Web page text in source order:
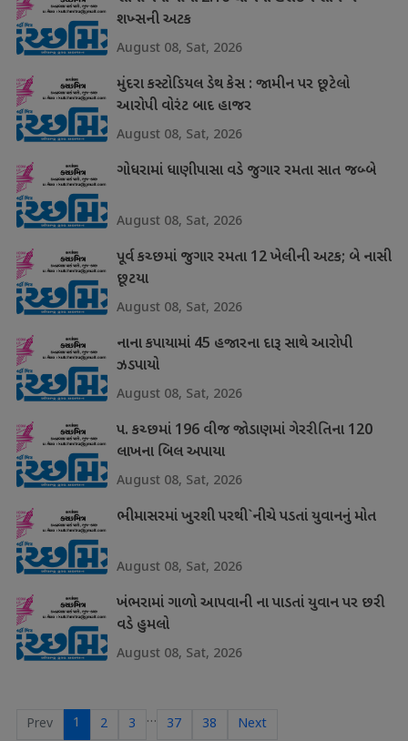
શખ્સની અટક
August 08, Sat, 2026
મુંદરા કસ્ટોડિયલ ડેથ કેસ : જામીન પર છૂટેલો
આરોપી વોરંટ બાદ હાજર
August 08, Sat, 2026
ગોધરામાં ધાણીપાસા વડે જુગાર રમતા સાત જબ્બે
August 08, Sat, 2026
પૂર્વ કચ્છમાં જુગાર રમતા 12 ખેલીની અટક; બે નાસી
છૂટયા
August 08, Sat, 2026
નાના કપાયામાં 45 હજારના દારૂ સાથે આરોપી
ઝડપાયો
August 08, Sat, 2026
પ. કચ્છમાં 196 વીજ જોડાણમાં ગેરરીતિના 120
લાખના બિલ અપાયા
August 08, Sat, 2026
ભીમાસરમાં ખુરશી પરથી`નીચે પડતાં યુવાનનું મોત
August 08, Sat, 2026
ખંભરામાં ગાળો આપવાની ના પાડતાં યુવાન પર છરી
વડે હુમલો
August 08, Sat, 2026
Prev 1 2 3 … 37 38 Next